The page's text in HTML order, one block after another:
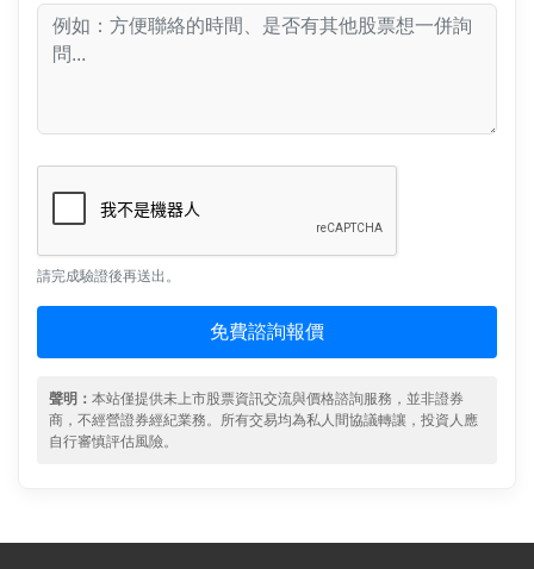
請完成驗證後再送出。
免費諮詢報價
聲明： 本站僅提供未上市股票資訊交流與價格諮詢服務，並非證券
商，不經營證券經紀業務。所有交易均為私人間協議轉讓，投資人應
自行審慎評估風險。